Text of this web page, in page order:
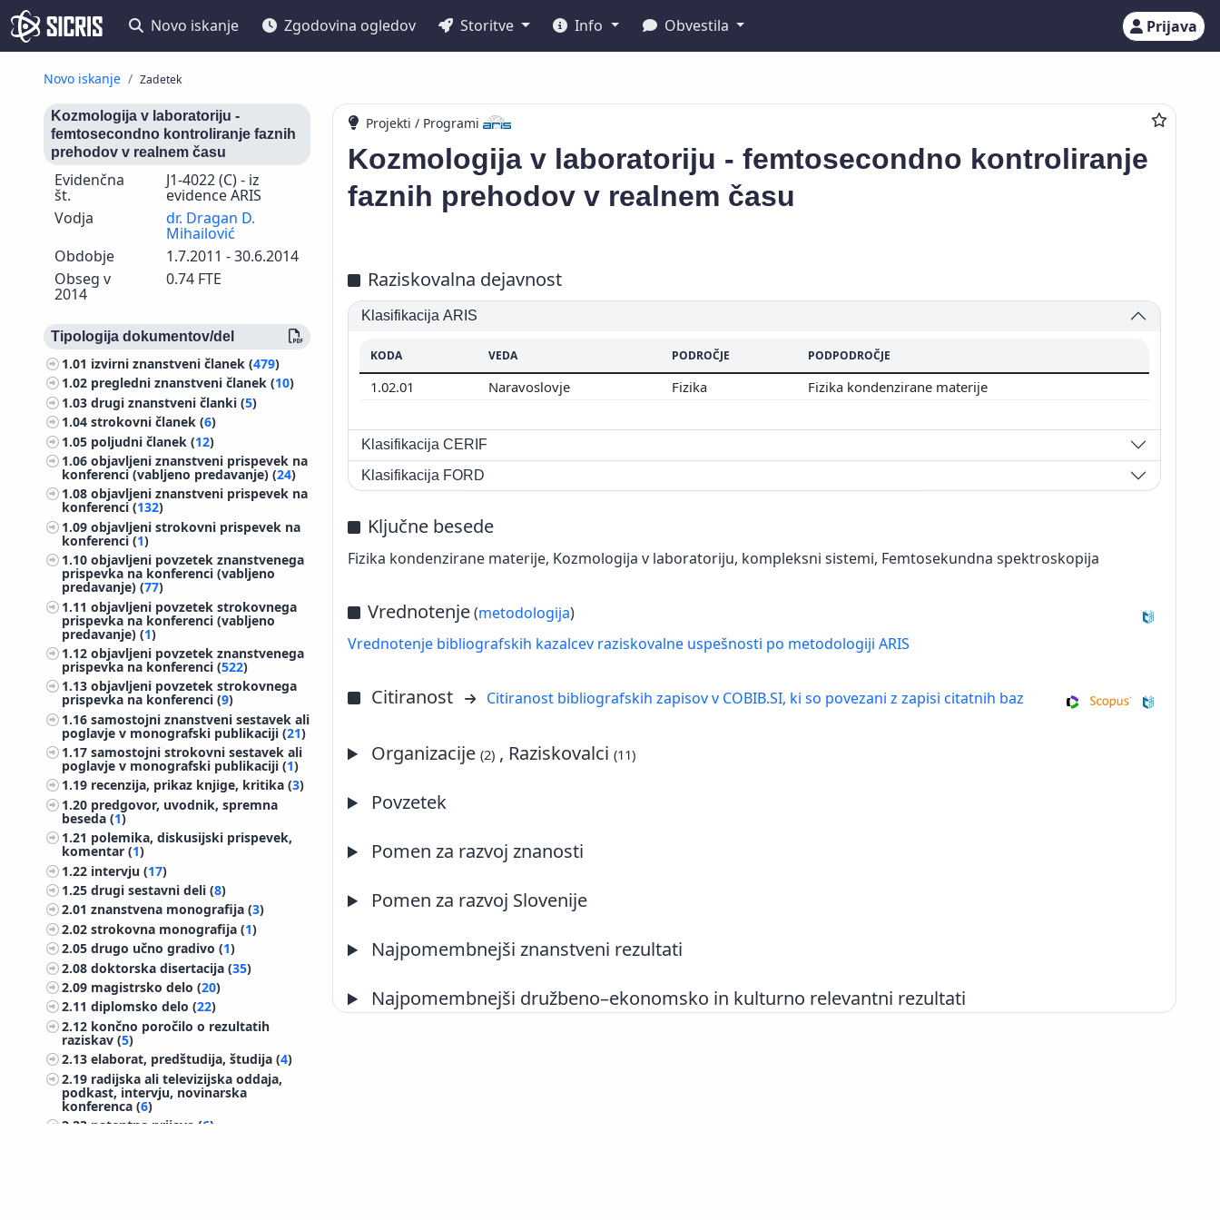
Novo iskanje Zgodovina ogledov Storitve Info Obvestila Prijava
Novo iskanje Zadetek
Kozmologija v laboratoriju -
femtosecondno kontroliranje faznih
prehodov v realnem času
Evidenčna
št.
J1-4022 (C) - iz
evidence ARIS
Vodja
dr. Dragan D.
Mihailović
Obdobje
1.7.2011 - 30.6.2014
Obseg v
2014
0.74 FTE
Tipologija dokumentov/del
1.01 izvirni znanstveni članek (479)
1.02 pregledni znanstveni članek (10)
1.03drugi znanstveni članki (5)
1.04strokovni članek (6)
1.05 poljudni članek (12)
1.06objavljeni znanstveni prispevek na
konferenci (vabljeno predavanje) (24)
1.08objavljeni znanstveni prispevek na
konferenci (132)
1.09objavljeni strokovni prispevek na
konferenci (1)
1.10objavljeni povzetek znanstvenega
prispevka na konferenci (vabljeno
predavanje) (77)
1.11objavljeni povzetek strokovnega
prispevka na konferenci (vabljeno
predavanje) (1)
1.12objavljeni povzetek znanstvenega
prispevka na konferenci (522)
1.13objavljeni povzetek strokovnega
prispevka na konferenci (9)
1.16samostojni znanstveni sestavek ali
poglavje v monografski publikaciji (21)
1.17samostojni strokovni sestavek ali
poglavje v monografski publikaciji (1)
1.19 recenzija, prikaz knjige, kritika (3)
1.20 predgovor, uvodnik, spremna
beseda (1)
1.21 polemika, diskusijski prispevek,
komentar (1)
1.22 intervju (17)
1.25drugi sestavni deli (8)
2.01znanstvena monografija (3)
2.02strokovna monografija (1)
2.05drugo učno gradivo (1)
2.08doktorska disertacija (35)
2.09 magistrsko delo (20)
2.11diplomsko delo (22)
2.12 končno poročilo o rezultatih
raziskav (5)
2.13elaborat, predštudija, študija (4)
2.19 radijska ali televizijska oddaja,
podkast, intervju, novinarska
konferenca (6)
2.23 patentna prijava (6)
Projekti / Programi
Kozmologija v laboratoriju - femtosecondno kontroliranje
faznih prehodov v realnem času
Raziskovalna dejavnost
Klasifikacija ARIS
KODA VEDA PODROČJE PODPODROČJE
1.02.01 Naravoslovje Fizika Fizika kondenzirane materije
Klasifikacija CERIF
Klasifikacija FORD
Ključne besede
Fizika kondenzirane materije, Kozmologija v laboratoriju, kompleksni sistemi, Femtosekundna spektroskopija
Vrednotenje(metodologija)
Vrednotenje bibliografskih kazalcev raziskovalne uspešnosti po metodologiji ARIS
Citiranost Citiranost bibliografskih zapisov v COBIB.SI, ki so povezani z zapisi citatnih baz
Organizacije(2) , Raziskovalci(11)
Povzetek
Pomen za razvoj znanosti
Pomen za razvoj Slovenije
Najpomembnejši znanstveni rezultati
Najpomembnejši družbeno–ekonomsko in kulturno relevantni rezultati